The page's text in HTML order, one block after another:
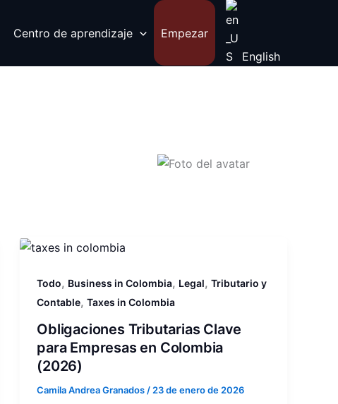
Centro de aprendizaje
Empezar
English
Todo, Business in Colombia, Legal,Tributario y
Contable,Taxes in Colombia
Obligaciones Tributarias Clave
para Empresas en Colombia
(2026)
Camila Andrea Granados/23 de enero de 2026